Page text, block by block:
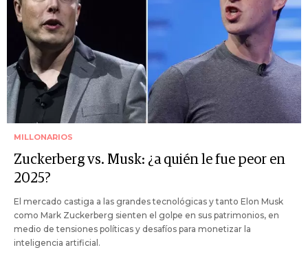
MILLONARIOS
Zuckerberg vs. Musk: ¿a quién le fue peor en
2025?
El mercado castiga a las grandes tecnológicas y tanto Elon Musk
como Mark Zuckerberg sienten el golpe en sus patrimonios, en
medio de tensiones políticas y desafíos para monetizar la
inteligencia artificial.